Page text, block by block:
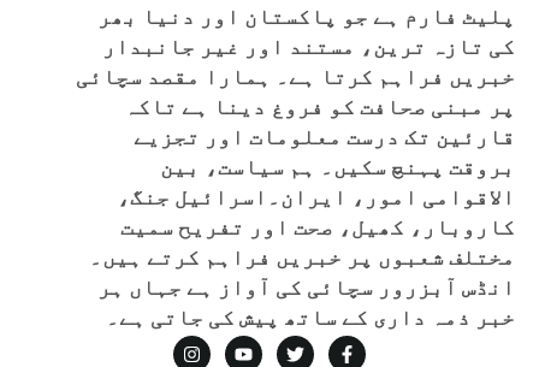
پلیٹ فارم ہے جو پاکستان اور دنیا بھر
کی تازہ ترین، مستند اور غیر جانبدار
خبریں فراہم کرتا ہے۔ ہمارا مقصد سچائی
پر مبنی صحافت کو فروغ دینا ہے تاکہ
قارئین تک درست معلومات اور تجزیے
بروقت پہنچ سکیں۔ ہم سیاست، بین
الاقوامی امور، ایران۔اسرائیل جنگ،
کاروبار، کھیل، صحت اور تفریح سمیت
مختلف شعبوں پر خبریں فراہم کرتے ہیں۔
انڈس آبزرور سچائی کی آواز ہے جہاں ہر
خبر ذمہ داری کے ساتھ پیش کی جاتی ہے۔